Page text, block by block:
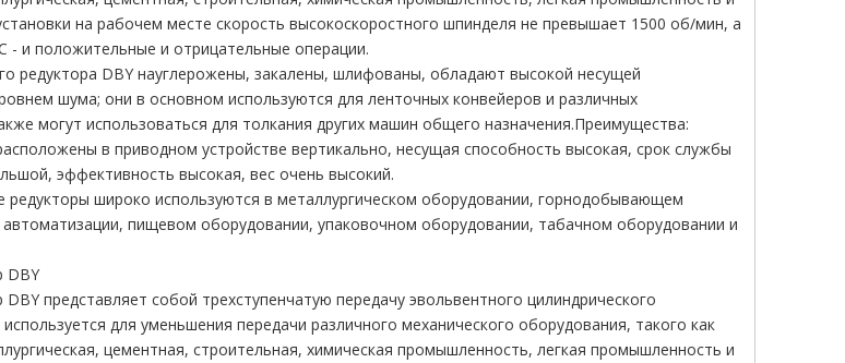
на рабочем месте скорость высокоскоростного шпинделя не превышает 1500 об/мин, а
- и положительные и отрицательные операции.
редуктора DBY науглерожены, закалены, шлифованы, обладают высокой несущей
шума; они в основном используются для ленточных конвейеров и различных
могут использоваться для толкания других машин общего назначения.Преимущества:
в приводном устройстве вертикально, несущая способность высокая, срок службы
эффективность высокая, вес очень высокий.
редукторы широко используются в металлургическом оборудовании, горнодобывающем
автоматизации, пищевом оборудовании, упаковочном оборудовании, табачном оборудовании и
DBY
представляет собой трехступенчатую передачу эвольвентного цилиндрического
для уменьшения передачи различного механического оборудования, такого как
цементная, строительная, химическая промышленность, легкая промышленность и